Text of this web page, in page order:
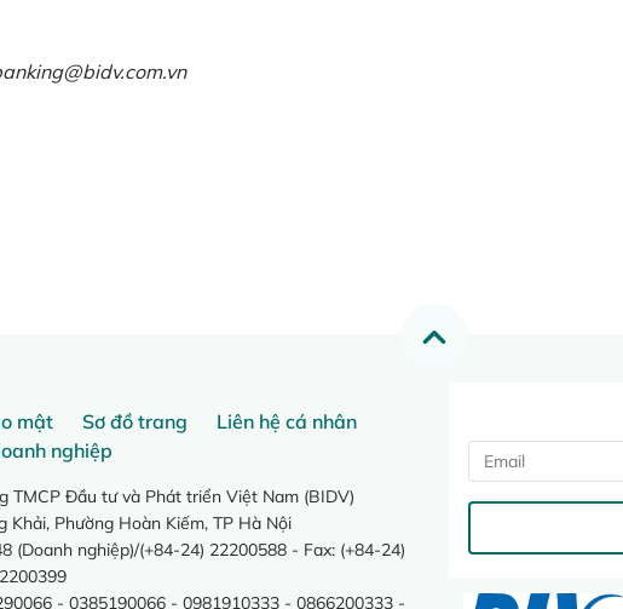
mật Sơ đồ trang
Liên hệ cá nhân
nghiệp
TMCP Đầu tư và Phát triển Việt Nam (BIDV)
Khải, Phường Hoàn Kiếm, TP Hà Nội
(Doanh nghiệp)/(+84-24) 22200588 - Fax: (+84-24)
- 0385190066 - 0981910333 - 0866200333 -